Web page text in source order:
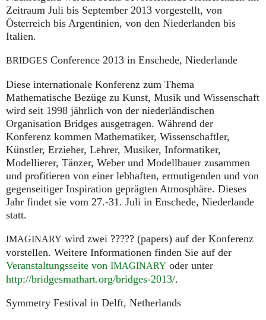
Zeitraum Juli bis September 2013 vorgestellt, von
Österreich bis Argentinien, von den Niederlanden bis
Italien.
BRIDGES Conference 2013 in Enschede, Niederlande
Diese internationale Konferenz zum Thema
Mathematische Bezüge zu Kunst, Musik und Wissenschaft
wird seit 1998 jährlich von der niederländischen
Organisation Bridges ausgetragen. Während der
Konferenz kommen Mathematiker, Wissenschaftler,
Künstler, Erzieher, Lehrer, Musiker, Informatiker,
Modellierer, Tänzer, Weber und Modellbauer zusammen
und profitieren von einer lebhaften, ermutigenden und von
gegenseitiger Inspiration geprägten Atmosphäre. Dieses
Jahr findet sie vom 27.-31. Juli in Enschede, Niederlande
statt.
IMAGINARY wird zwei ????? (papers) auf der Konferenz
vorstellen. Weitere Informationen finden Sie auf der
Veranstaltungsseite von IMAGINARY oder unter
http://bridgesmathart.org/bridges-2013/.
Symmetry Festival in Delft, Netherlands